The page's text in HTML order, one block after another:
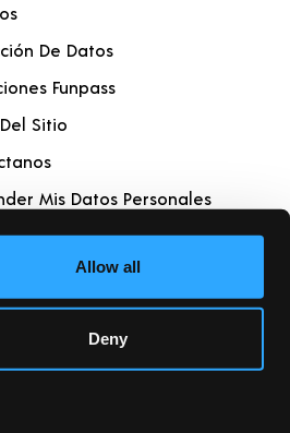
Allow all
Deny
De Datos
Funpass
Sitio
Mis Datos Personales
Club Piper